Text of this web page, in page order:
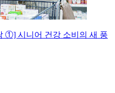
①] 시니어 건강 소비의 새 풍